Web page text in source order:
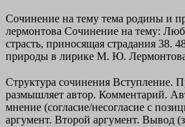
Сочинение на тему тема родины и
лермонтова Сочинение на тему:
страсть, приносящая страдания 38.
природы в лирике М. Ю.
Структура сочинения Вступление.
размышляет автор. Комментарий.
мнение (согласие/несогласие с
аргумент. Второй аргумент. Вывод